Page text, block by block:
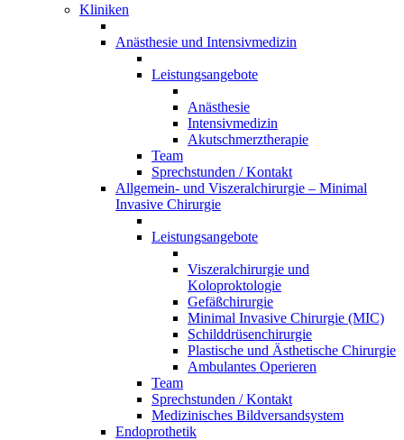
Kliniken
Anästhesie und Intensivmedizin
Leistungsangebote
Anästhesie
Intensivmedizin
Akutschmerztherapie
Team
Sprechstunden / Kontakt
Allgemein- und Viszeralchirurgie – Minimal
Invasive Chirurgie
Leistungsangebote
Viszeralchirurgie und
Koloproktologie
Gefäßchirurgie
Minimal Invasive Chirurgie (MIC)
Schilddrüsenchirurgie
Plastische und Ästhetische Chirurgie
Ambulantes Operieren
Team
Sprechstunden / Kontakt
Medizinisches Bildversandsystem
Endoprothetik